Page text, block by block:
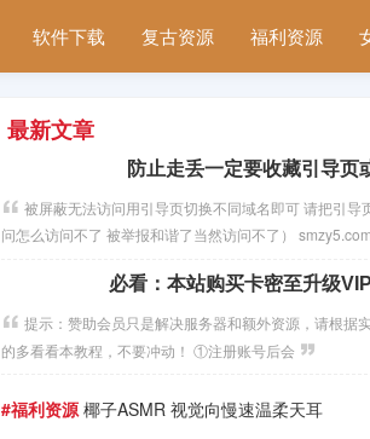
软件下载 复古资源 福利资源
最新文章
防止走丢一定要收藏引导页
被屏蔽无法访问用引导页切换不同域名即可 请把引导
问怎么访问不了 被举报和谐了当然访问不了）
必看：本站购买卡密至升级
提示：赞助会员只是解决服务器和额外资源，请根据
的多看看本教程，不要冲动！ ①注册账号后会
#福利资源 椰子ASMR 视觉向慢速温柔天耳